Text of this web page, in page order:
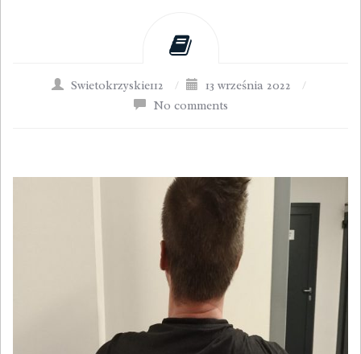
Swietokrzyskie112 / 13 września 2022
/
No comments